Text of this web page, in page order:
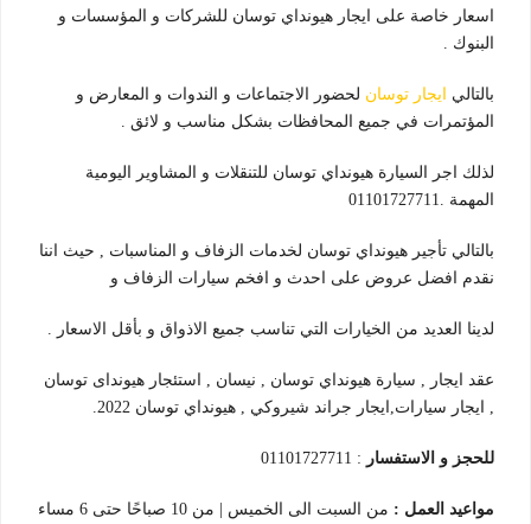
اسعار خاصة على ايجار هيونداي توسان للشركات و المؤسسات و
البنوك .
بالتالي ايجار توسان لحضور الاجتماعات و الندوات و المعارض و
المؤتمرات في جميع المحافظات بشكل مناسب و لائق .
لذلك اجر السيارة هيونداي توسان للتنقلات و المشاوير اليومية
المهمة .01101727711
بالتالي تأجير هيونداي توسان لخدمات الزفاف و المناسبات , حيث اننا
نقدم افضل عروض على احدث و افخم سيارات الزفاف و
لدينا العديد من الخيارات التي تناسب جميع الاذواق و بأقل الاسعار .
عقد ايجار , سيارة هيونداي توسان , نيسان , استئجار هيونداى توسان
, ايجار سيارات,ايجار جراند شيروكي , هيونداي توسان 2022.
للحجز و الاستفسار : 01101727711
مواعيد العمل : من السبت الى الخميس | من 10 صباحًا حتى 6 مساء